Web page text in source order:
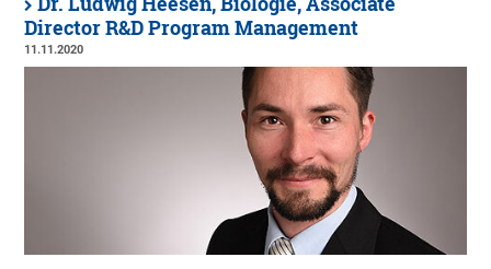
Director R&D Program Management
11.11.2020